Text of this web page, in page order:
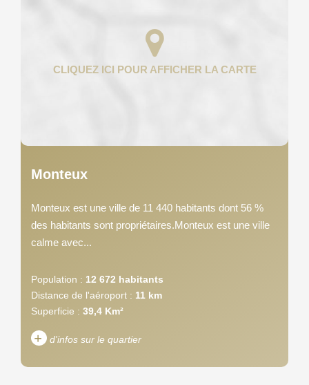
Monteux
Monteux est une ville de 11 440 habitants dont 56 %
des habitants sont propriétaires.Monteux est une ville
calme avec...
Population : 12 672 habitants
Distance de l'aéroport : 11 km
Superficie : 39,4 Km²
+ d'infos sur le quartier